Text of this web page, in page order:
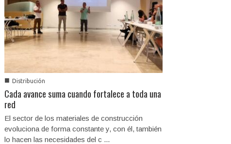
■ Distribución
Cada avance suma cuando fortalece a toda una
red
El sector de los materiales de construcción
evoluciona de forma constante y, con él, también
lo hacen las necesidades del c ...